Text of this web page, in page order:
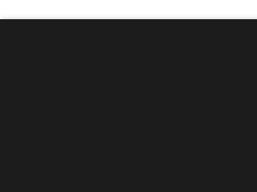
© 2026PersonskadeAdvokat1 AS | Driftet